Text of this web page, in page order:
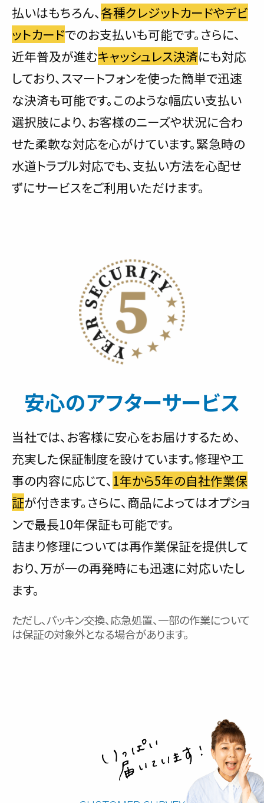
払いはもちろん、各種クレジットカードやデビ
ットカードでのお支払いも可能です。さらに、
近年普及が進むキャッシュレス決済にも対応
しており、スマートフォンを使った簡単で迅速
な決済も可能です。このような幅広い支払い
選択肢により、お客様のニーズや状況に合わ
せた柔軟な対応を心がけています。緊急時の
水道トラブル対応でも、支払い方法を心配せ
ずにサービスをご利用いただけます。
安心のアフターサービス
当社では、お客様に安心をお届けするため、
充実した保証制度を設けています。修理や工
事の内容に応じて、 1年から5年の自社作業保
証が付きます。さらに、商品によってはオプショ
ンで最長10年保証も可能です。
詰まり修理については再作業保証を提供して
おり、万が一の再発時にも迅速に対応いたし
ます。
ただし、パッキン交換、応急処置、一部の作業について
は保証の対象外となる場合があります。